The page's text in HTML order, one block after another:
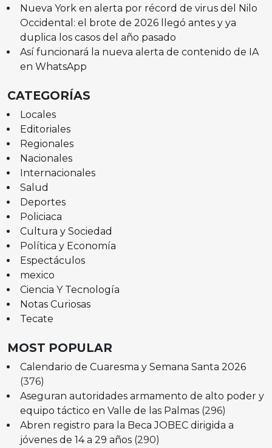
Nueva York en alerta por récord de virus del Nilo
Occidental: el brote de 2026 llegó antes y ya
duplica los casos del año pasado
Así funcionará la nueva alerta de contenido de IA
en WhatsApp
CATEGORÍAS
Locales
Editoriales
Regionales
Nacionales
Internacionales
Salud
Deportes
Policiaca
Cultura y Sociedad
Política y Economía
Espectáculos
mexico
Ciencia Y Tecnología
Notas Curiosas
Tecate
MOST POPULAR
Calendario de Cuaresma y Semana Santa 2026
(376)
Aseguran autoridades armamento de alto poder y
equipo táctico en Valle de las Palmas (296)
Abren registro para la Beca JOBEC dirigida a
jóvenes de 14 a 29 años (290)